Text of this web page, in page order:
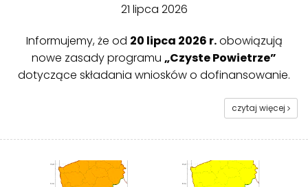
21 lipca 2026
Informujemy, że od 20 lipca 2026 r.obowiązują
nowe zasady programu „Czyste Powietrze”
dotyczące składania wniosków o dofinansowanie.
czytaj więcej